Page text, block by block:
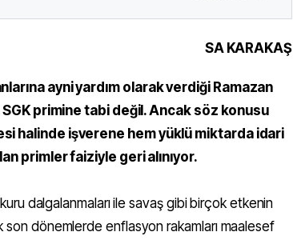
SA KARAKAŞ
ayni yardım olarak verdiği Ramazan
primine tabi değil. Ancak söz konusu
halinde işverene hem yüklü miktarda idari
primler faiziyle geri alınıyor.
dalgalanmaları ile savaş gibi birçok etkenin
son dönemlerde enflasyon rakamları maalesef